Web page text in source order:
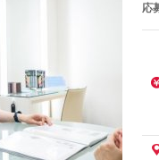
応